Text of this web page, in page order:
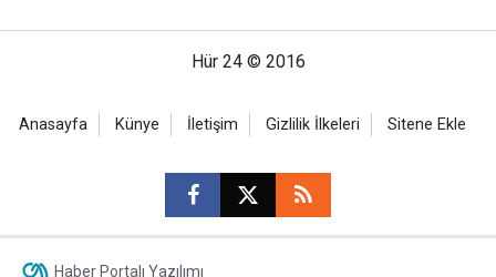
Hür 24 © 2016
Anasayfa Künye İletişim Gizlilik İlkeleri Sitene Ekle
Haber Portalı Yazılımı